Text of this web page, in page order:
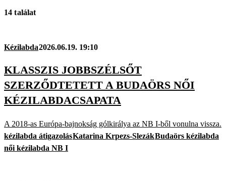
14 találat
Kézilabda2026.06.19. 19:10
KLASSZIS JOBBSZÉLSŐT
SZERZŐDTETETT A BUDAÖRS NŐI
KÉZILABDACSAPATA
A 2018-as Európa-bajnokság gólkirálya az NB I-ből vonulna vissza.
kézilabda átigazolásKatarina Krpezs-SlezákBudaörs kézilabda
női kézilabda NB I